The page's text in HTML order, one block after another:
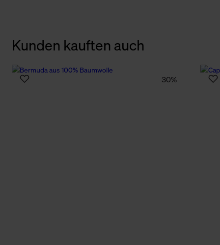
Kunden kauften auch
30%